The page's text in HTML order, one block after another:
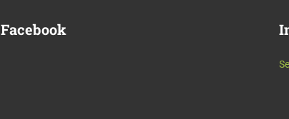
Facebook